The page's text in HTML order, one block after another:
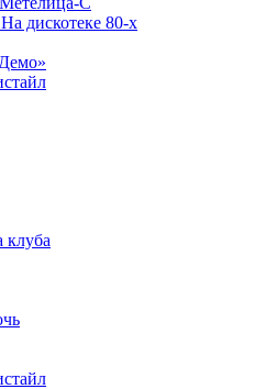
дискотеке 80-х
клуба